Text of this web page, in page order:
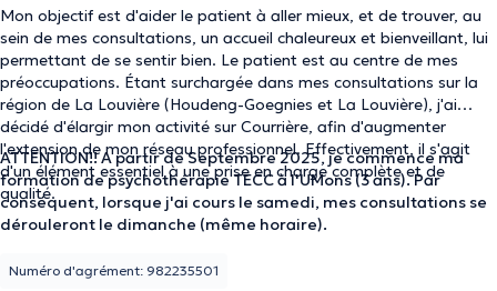
Mon objectif est d'aider le patient à aller mieux, et de trouver, au
sein de mes consultations, un accueil chaleureux et bienveillant, lui
permettant de se sentir bien. Le patient est au centre de mes
préoccupations. Étant surchargée dans mes consultations sur la
région de La Louvière (Houdeng-Goegnies et La Louvière), j'ai
décidé d'élargir mon activité sur Courrière, afin d'augmenter
l'extension de mon réseau professionnel. Effectivement, il s'agit
d'un élément essentiel à une prise en charge complète et de
qualité.
ATTENTION!! A partir de Septembre 2025, je commence ma
formation de psychothérapie TECC à l'UMons (3 ans). Par
conséquent, lorsque j'ai cours le samedi, mes consultations se
dérouleront le dimanche (même horaire).
Numéro d'agrément: 982235501